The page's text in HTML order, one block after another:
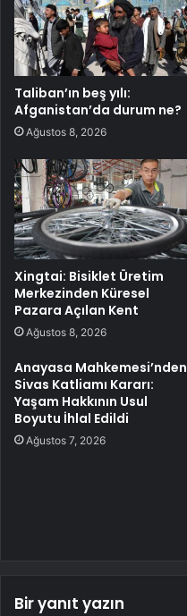
Taliban’ın beş yılı:
Afganistan’da durum ne?
Ağustos 8, 2026
Xingtai: Bisiklet Üretim
Merkezinden Küresel
Pazara Açılan Kent
Ağustos 8, 2026
Anayasa Mahkemesi’nden
Sivas Katliamı Kararı:
Yaşam Hakkının Usul
Boyutu İhlal Edildi
Ağustos 7, 2026
Bir yanıt yazın